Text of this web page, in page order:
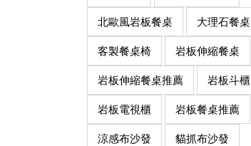
北歐風岩板餐桌 大理石餐桌
客製餐桌椅 岩板伸縮餐桌
岩板伸縮餐桌推薦 岩板斗櫃
岩板電視櫃 岩板餐桌推薦
涼感布沙發 貓抓布沙發